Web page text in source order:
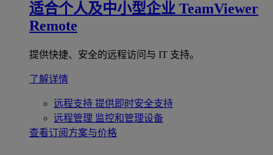
适合个人及中小型企业 TeamViewer
Remote
提供快捷、安全的远程访问与 IT 支持。
了解详情
远程支持 提供即时安全支持
远程管理 监控和管理设备
查看订阅方案与价格